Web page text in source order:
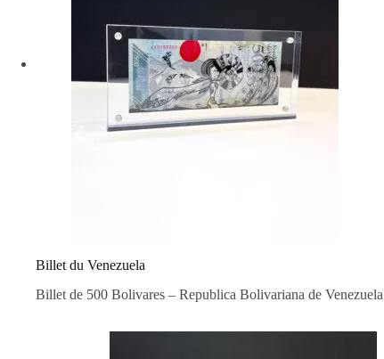
Billet du Venezuela
Billet de 500 Bolivares – Republica Bolivariana de